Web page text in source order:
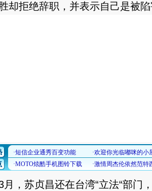
却拒绝辞职，并表示自己是被
月，苏贞昌还在台湾“立法“部门